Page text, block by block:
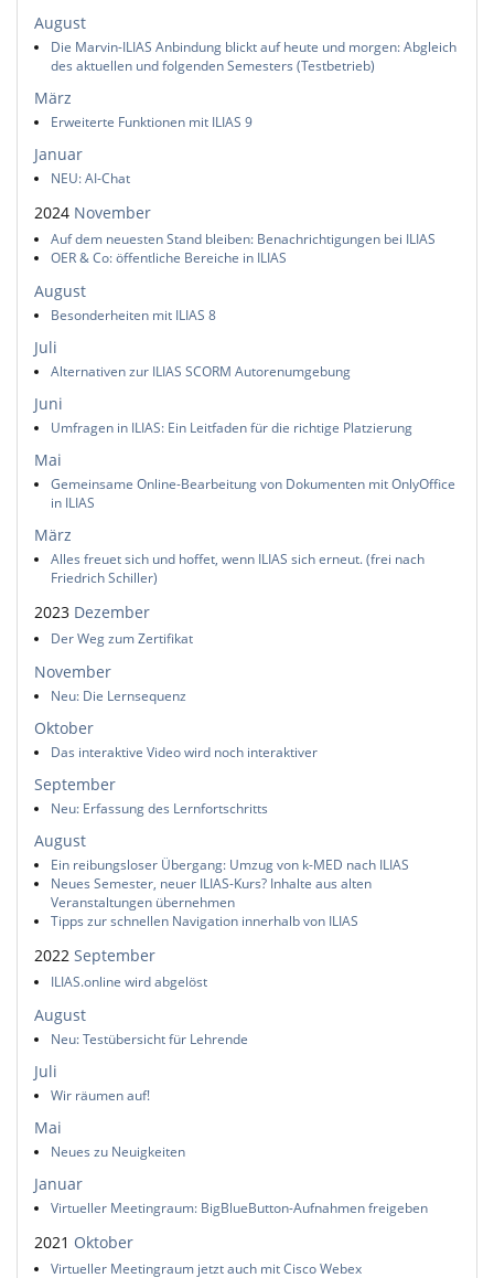
August
Die Marvin-ILIAS Anbindung blickt auf heute und morgen: Abgleich
des aktuellen und folgenden Semesters (Testbetrieb)
März
Erweiterte Funktionen mit ILIAS 9
Januar
NEU: AI-Chat
2024 November
Auf dem neuesten Stand bleiben: Benachrichtigungen bei ILIAS
OER & Co: öffentliche Bereiche in ILIAS
August
Besonderheiten mit ILIAS 8
Juli
Alternativen zur ILIAS SCORM Autorenumgebung
Juni
Umfragen in ILIAS: Ein Leitfaden für die richtige Platzierung
Mai
Gemeinsame Online-Bearbeitung von Dokumenten mit OnlyOffice
in ILIAS
März
Alles freuet sich und hoffet, wenn ILIAS sich erneut. (frei nach
Friedrich Schiller)
2023 Dezember
Der Weg zum Zertifikat
November
Neu: Die Lernsequenz
Oktober
Das interaktive Video wird noch interaktiver
September
Neu: Erfassung des Lernfortschritts
August
Ein reibungsloser Übergang: Umzug von k-MED nach ILIAS
Neues Semester, neuer ILIAS-Kurs? Inhalte aus alten
Veranstaltungen übernehmen
Tipps zur schnellen Navigation innerhalb von ILIAS
2022 September
ILIAS.online wird abgelöst
August
Neu: Testübersicht für Lehrende
Juli
Wir räumen auf!
Mai
Neues zu Neuigkeiten
Januar
Virtueller Meetingraum: BigBlueButton-Aufnahmen freigeben
2021 Oktober
Virtueller Meetingraum jetzt auch mit Cisco Webex